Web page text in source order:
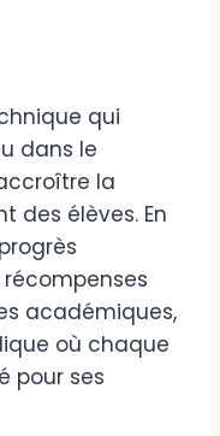
qui
dans le
la
des élèves. En
académiques,
où chaque
pour ses